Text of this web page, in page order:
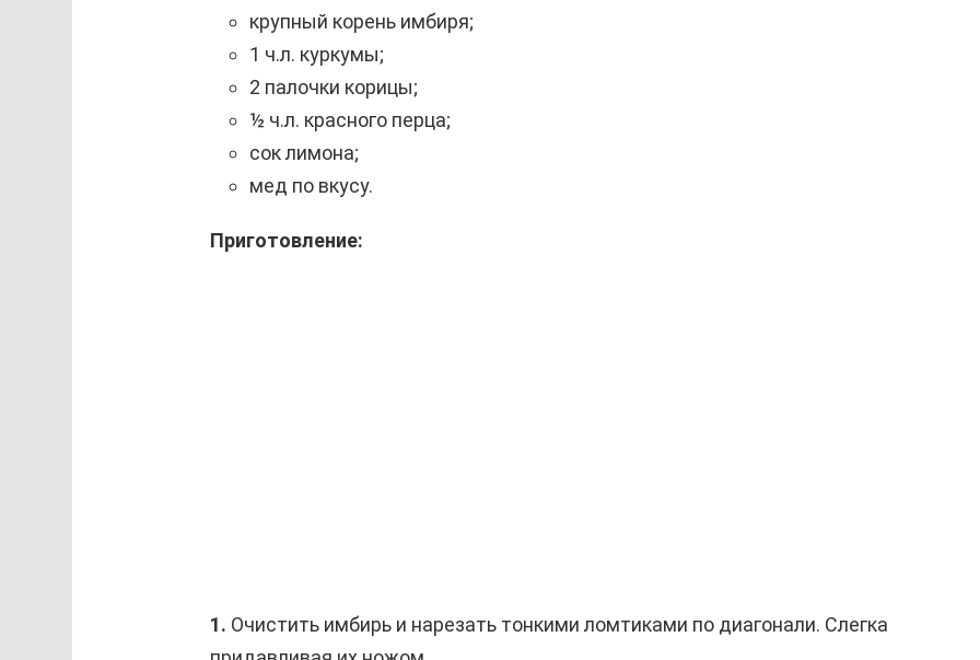
крупный корень имбиря;
1 ч.л. куркумы;
2 палочки корицы;
½ ч.л. красного перца;
сок лимона;
мед по вкусу.
Приготовление:
1. Очистить имбирь и нарезать тонкими ломтиками по диагонали. Слегка